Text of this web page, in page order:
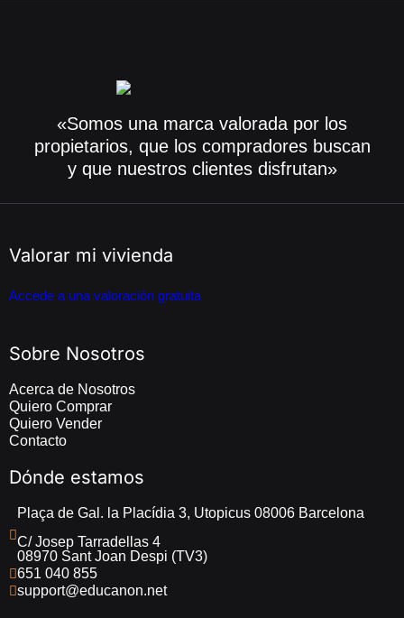
«Somos una marca valorada por los
propietarios, que los compradores buscan
y que nuestros clientes disfrutan»
Valorar mi vivienda
Accede a una valoración gratuita
Sobre Nosotros
Acerca de Nosotros
Quiero Comprar
Quiero Vender
Contacto
Dónde estamos
Plaça de Gal. la Placídia 3, Utopicus 08006 Barcelona
C/ Josep Tarradellas 4
08970 Sant Joan Despi (TV3)
651 040 855
support@educanon.net